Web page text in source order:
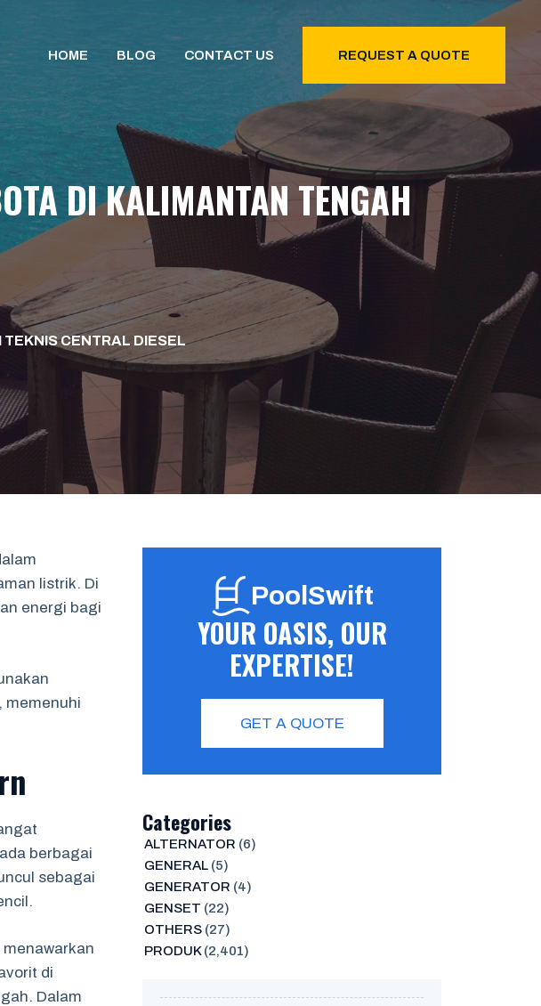
HOME BLOG CONTACT US REQUEST A QUOTE
DI KALIMANTAN TENGAH
TEKNIS CENTRAL DIESEL
listrik. Di
energi bagi
memenuhi
berbagai
sebagai
di
Dalam
PoolSwift
YOUR OASIS, OUR
EXPERTISE!
GET A QUOTE
Categories
ALTERNATOR (6)
GENERAL(5)
GENERATOR (4)
GENSET (22)
OTHERS(27)
PRODUK(2,401)